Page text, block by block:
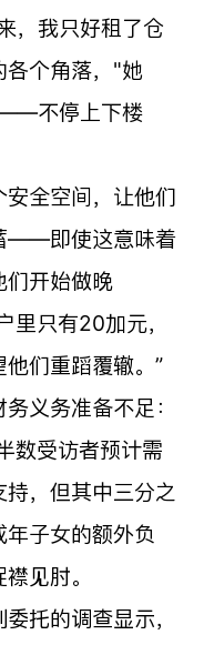
，我只好租了仓
各个角落，"她
——不停上下楼
全空间，让他们
——即使这意味着
们开始做晚
里只有20加元，
们重蹈覆辙。”
义务准备不足：
数受访者预计需
，但其中三分之
子女的额外负
见肘。
托的调查显示，